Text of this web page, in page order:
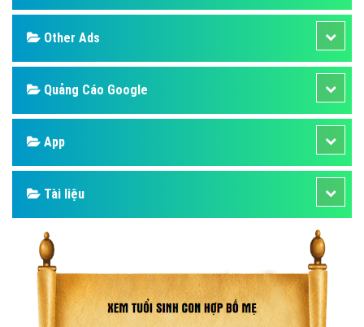
Other Ads
Quảng Cáo Google
App
Tài liệu